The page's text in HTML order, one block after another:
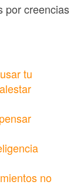
por creencias
tu
no